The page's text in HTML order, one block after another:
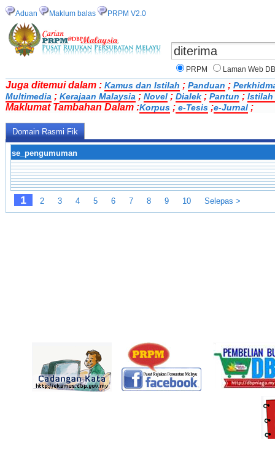
Aduan Maklum balas PRPM V2.0
PRPM Laman Web
Juga ditemui dalam : Kamus dan Istilah ; Panduan ;
Multimedia ; Kerajaan Malaysia ; Novel ; Dialek ; Pantun ; Istilah
Maklumat Tambahan Dalam :Korpus ; e-Tesis ;e-Jurnal ;
Domain Rasmi Fik
se_pengumuman
1 2 3 4 5 6 7 8 9 10 Selepas >